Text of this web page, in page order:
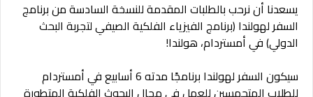
يسعدنا أن نرحب بالطلبات المقدمة للنسخة السادسة من برنامج
السفر لهولندا (برنامج الفيزياء الفلكية الصيفي لتجربة البحث
الدولي) في أمستردام، هولندا!
سيكون السفر لهولندا برنامجًا مدته 6 أسابيع في أمستردام
للطلاب المتحمسين للعمل في مجال البحوث الفلكية المتطورة